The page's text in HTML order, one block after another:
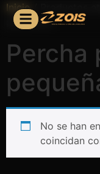
Inicio/ Productos
pequeñas”
Percha
No se han
coincidan